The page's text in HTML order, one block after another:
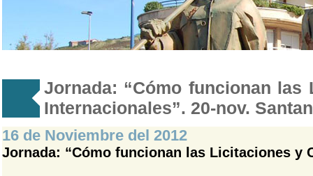
Jornada: “Cómo funcionan
Internacionales”. 20-nov.
16 de Noviembre del 2012
Jornada: “Cómo funcionan las Licitaciones y